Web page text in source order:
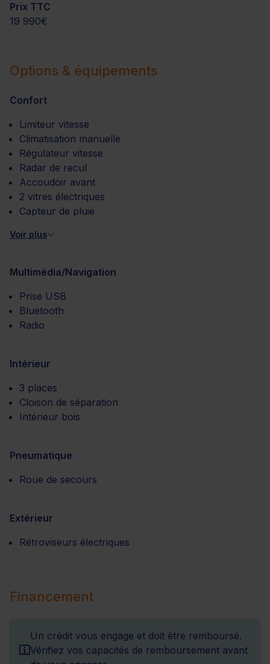
Prix TTC
19 990€
Options & équipements
Confort
Limiteur vitesse
Climatisation manuelle
Régulateur vitesse
Radar de recul
Accoudoir avant
2 vitres électriques
Capteur de pluie
Voir plus
Multimédia/Navigation
Prise USB
Bluetooth
Radio
Intérieur
3 places
Cloison de séparation
Intérieur bois
Pneumatique
Roue de secours
Extérieur
Rétroviseurs électriques
Financement
Un crédit vous engage et doit être remboursé.
Vérifiez vos capacités de remboursement avant